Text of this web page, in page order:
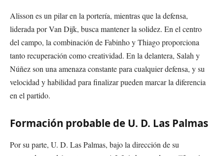
Alisson es un pilar en la portería, mientras que la defensa,
liderada por Van Dijk, busca mantener la solidez. En el centro
del campo, la combinación de Fabinho y Thiago proporciona
tanto recuperación como creatividad. En la delantera, Salah y
Núñez son una amenaza constante para cualquier defensa, y su
velocidad y habilidad para finalizar pueden marcar la diferencia
en el partido.
Formación probable de U. D. Las Palmas
Por su parte, U. D. Las Palmas, bajo la dirección de su